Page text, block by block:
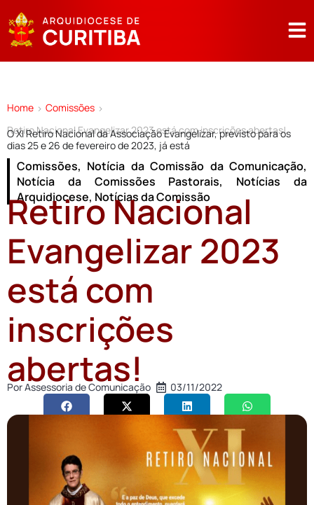
Home > Comissões >
Retiro Nacional Evangelizar 2023 está com inscrições abertas!
O XI Retiro Nacional da Associação Evangelizar, previsto para os
dias 25 e 26 de fevereiro de 2023, já está
Comissões, Notícia da Comissão da Comunicação,
Notícia da Comissões Pastorais, Notícias da
Arquidiocese, Notícias da Comissão
Retiro Nacional
Evangelizar 2023
está com
inscrições
abertas!
PorAssessoria de Comunicação 03/11/2022